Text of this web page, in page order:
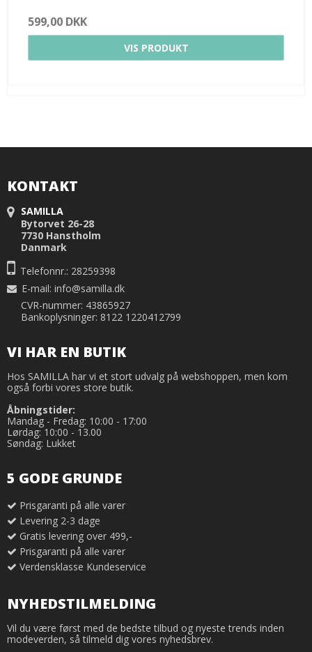
599,00 DKK
VIS PRODUKT
KONTAKT
SAMILLA
Bytorvet 26-28
7730 Hanstholm
Danmark
Telefonnr.: 28259398
E-mail: info@samilla.dk
CVR-nummer: 43865927
Bankoplysninger: 8122 1220412799
VI HAR EN BUTIK
Hos SAMILLA har vi et stort udvalg på webshoppen, men kom
også forbi vores store butik.
Åbningstider:
Mandag - Fredag: 10:00 - 17:00
Lørdag: 10:00 - 13.00
Søndag: Lukket
5 GODE GRUNDE
Prisgaranti på alle varer
Levering 2-3 dage
Gratis levering over 499,-
Prisgaranti på alle varer
Verdensklasse Kundeservice
NYHEDSTILMELDING
Vil du være først med de bedste tilbud og nyeste trends inden
modeverden, så tilmeld dig vores nyhedsbrev.